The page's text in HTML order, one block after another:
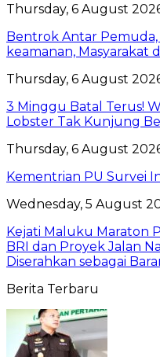
Thursday, 6 August
Bentrok Antar
keamanan, Masyarakat
Thursday, 6 August
3 Minggu Batal Terus!
Lobster Tak Kunjung
Thursday, 6 August
Kementrian PU Survei
Wednesday, 5 August
Kejati Maluku Maraton
BRI dan Proyek Jalan
Diserahkan sebagai
Berita Terbaru